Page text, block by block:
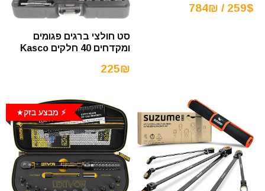
259$ / 784₪
סט חולצי ברגים פגומים
ומקדחים 40 חלקים Kasco
225₪
⚡️ מבצע בזק